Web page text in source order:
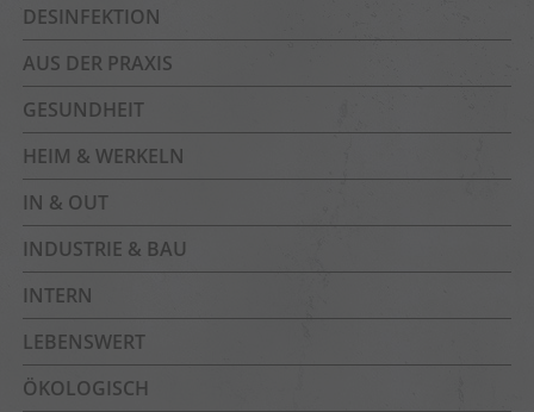
DESINFEKTION
AUS DER PRAXIS
GESUNDHEIT
HEIM & WERKELN
IN & OUT
INDUSTRIE & BAU
INTERN
LEBENSWERT
ÖKOLOGISCH